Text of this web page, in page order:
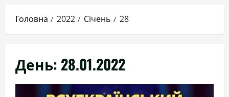
Головна 2022 Січень 28
День: 28.01.2022